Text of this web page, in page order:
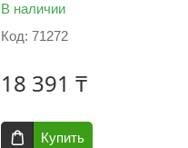
В наличии
Код: 71272
18 391 ₸
Купить